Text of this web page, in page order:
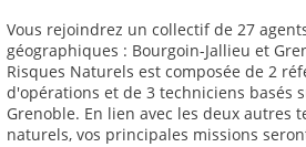
Vous rejoindrez un collectif de 27
géographiques : Bourgoin-Jallieu et
Risques Naturels est composée de 2
d'opérations et de 3 techniciens basés
Grenoble. En lien avec les deux autres
naturels, vos principales missions